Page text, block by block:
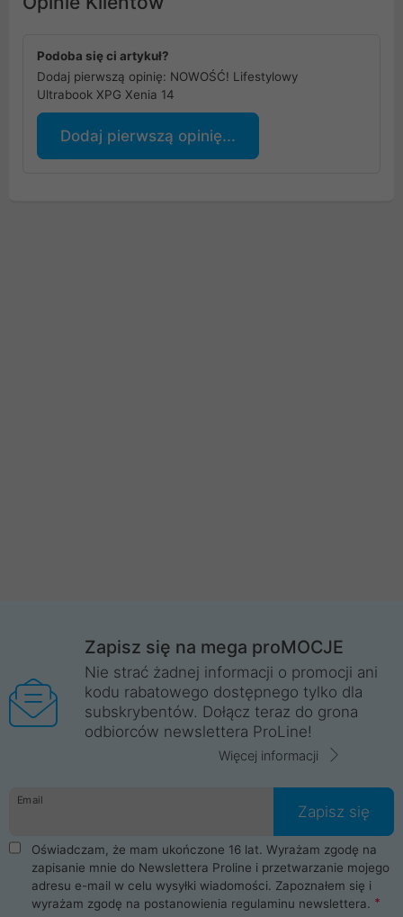
Podoba się ci artykuł?
Dodaj pierwszą opinię: NOWOŚĆ! Lifestylowy
Ultrabook XPG Xenia 14
Dodaj pierwszą opinię...
Zapisz się na mega proMOCJE
Nie strać żadnej informacji o promocji ani
kodu rabatowego dostępnego tylko dla
subskrybentów. Dołącz teraz do grona
odbiorców newslettera ProLine!
Więcej informacji
Email
Zapisz się
Oświadczam, że mam ukończone 16 lat. Wyrażam zgodę na
zapisanie mnie do Newslettera Proline i przetwarzanie mojego
adresu e-mail w celu wysyłki wiadomości. Zapoznałem się i
wyrażam zgodę na postanowienia regulaminu newslettera.